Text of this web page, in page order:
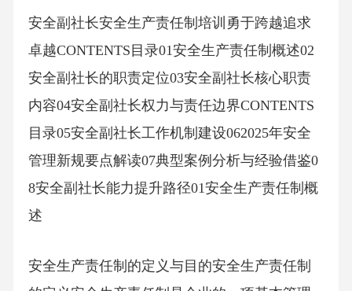
安全副社长安全生产责任制培训勇于跨越追求
卓越CONTENTS目录01安全生产责任制概述02
安全副社长的职责定位03安全副社长核心职责
内容04安全副社长权力与责任边界CONTENTS
目录05安全副社长工作机制建设062025年安全
管理新规要点解读07典型案例分析与经验借鉴0
8安全副社长能力提升路径01安全生产责任制概
述
安全生产责任制的定义与目的安全生产责任制